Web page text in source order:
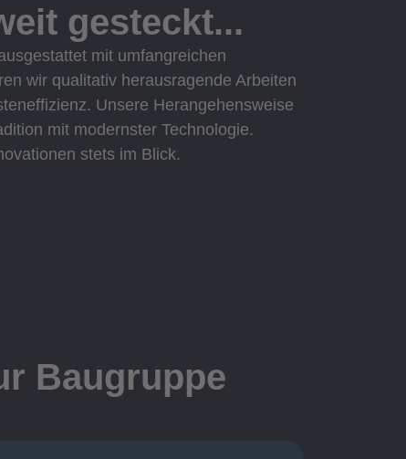
gesteckt...
mit umfangreichen
wir qualitativ herausragende Arbeiten
Unsere Herangehensweise
mit modernster Technologie.
stets im Blick.
Baugruppe